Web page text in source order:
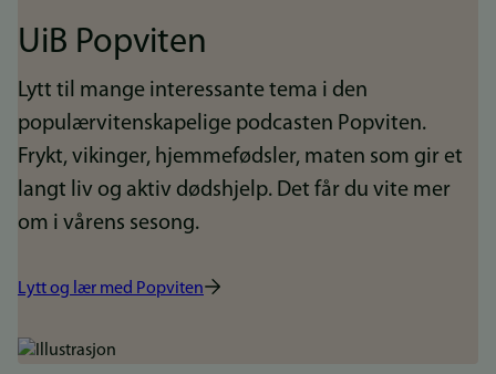
UiB Popviten
Lytt til mange interessante tema i den
populærvitenskapelige podcasten Popviten.
Frykt, vikinger, hjemmefødsler, maten som gir et
langt liv og aktiv dødshjelp. Det får du vite mer
om i vårens sesong.
Lytt og lær med Popviten
Bilde